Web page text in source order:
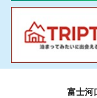
富士河